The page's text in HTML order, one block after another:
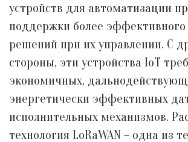
устройств для автоматизации
поддержки более
решений при их управлении. С
стороны, эти устройства IoT
экономичных,
энергетически эффективных
исполнительных механизмов.
технология LoRaWAN – одна из